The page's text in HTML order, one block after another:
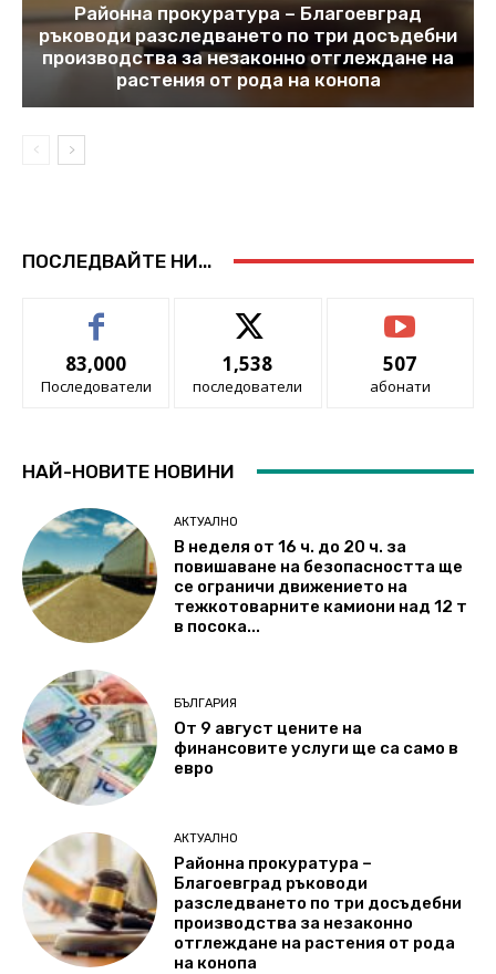
Районна прокуратура – Благоевград
ръководи разследването по три досъдебни
производства за незаконно отглеждане на
растения от рода на конопа
ПОСЛЕДВАЙТЕ НИ...
83,000
Последователи
1,538
последователи
507
абонати
НАЙ-НОВИТЕ НОВИНИ
АКТУАЛНО
В неделя от 16 ч. до 20 ч. за
повишаване на безопасността ще
се ограничи движението на
тежкотоварните камиони над 12 т
в посока...
БЪЛГАРИЯ
От 9 август цените на
финансовите услуги ще са само в
евро
АКТУАЛНО
Районна прокуратура –
Благоевград ръководи
разследването по три досъдебни
производства за незаконно
отглеждане на растения от рода
на конопа